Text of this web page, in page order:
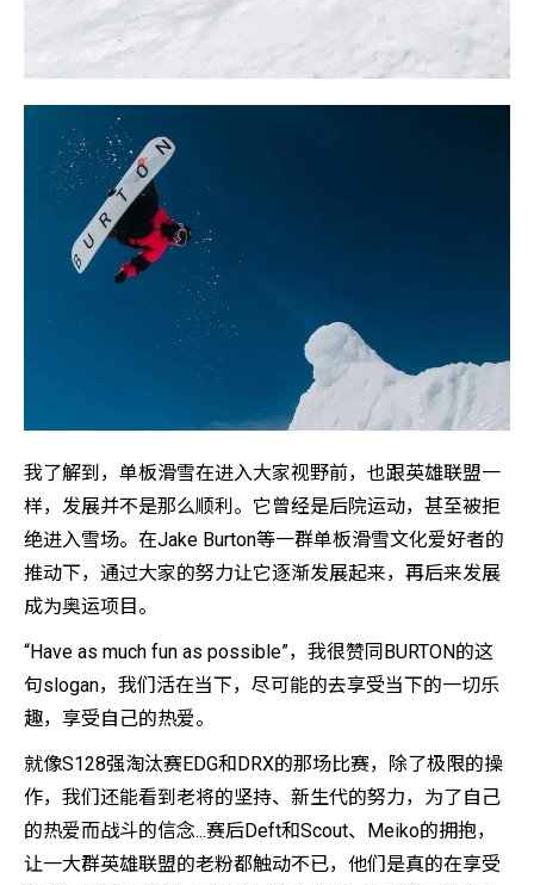
我了解到，单板滑雪在进入大家视野前，也跟英雄联盟一
样，发展并不是那么顺利。它曾经是后院运动，甚至被拒
绝进入雪场。在Jake Burton等一群单板滑雪文化爱好者的
推动下，通过大家的努力让它逐渐发展起来，再后来发展
成为奥运项目。
“Have as much fun as possible”，我很赞同BURTON的这
句slogan，我们活在当下，尽可能的去享受当下的一切乐
趣，享受自己的热爱。
就像S128强淘汰赛EDG和DRX的那场比赛，除了极限的操
作，我们还能看到老将的坚持、新生代的努力，为了自己
的热爱而战斗的信念...赛后Deft和Scout、Meiko的拥抱，
让一大群英雄联盟的老粉都触动不已，他们是真的在享受